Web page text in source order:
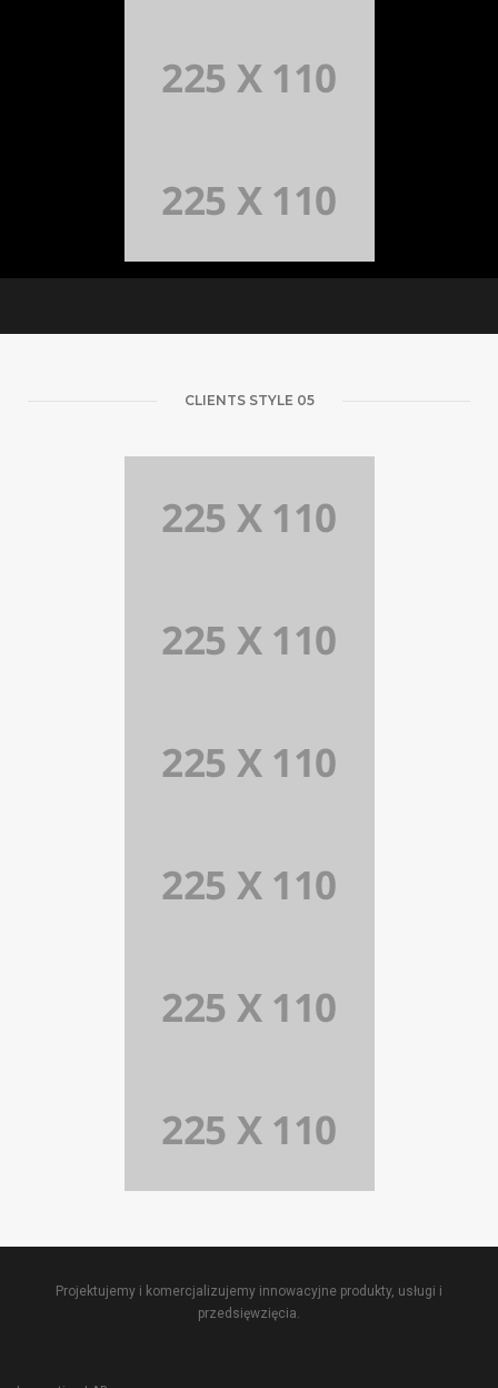
CLIENTS STYLE 05
Projektujemy i komercjalizujemy innowacyjne produkty, usługi i
przedsięwzięcia.